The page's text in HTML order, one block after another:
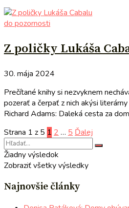
do pozornosti
Z poličky Lukáša
30. mája 2024
Prečítané knihy si nezvyknem
pozerať a čerpať z nich akýsi
Richard Adams: Daleká cesta za
Strana 1 z 5 1 2 … 5 Ďalej
Žiadny výsledok
Zobraziť všetky výsledky
Najnovšie články